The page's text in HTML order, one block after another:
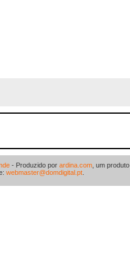
- Produzido por ardina.com , um
webmaster@domdigital.pt